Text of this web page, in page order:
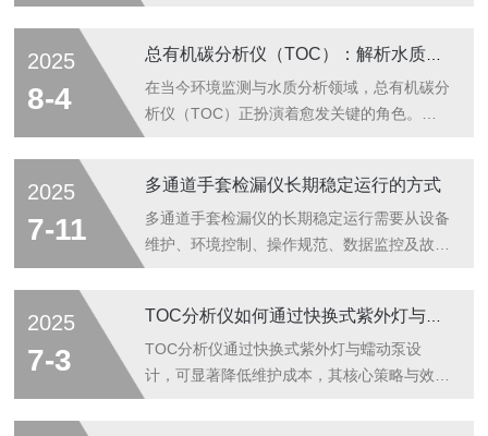
电压击穿试验方法4、HG/T3330绝缘漆漆膜
击穿强度测定法5、GB12656电容器纸工频电
压击穿试...
碳之间碳含量的对应关系，从而对水溶液中总
有机碳进行定量测定。TOC分析仪由两大部
分组成：第一，将水中的总有机碳充分氧化，
广泛应用，尤其在制药行业，其应用已经非常
普遍，而在线TOC检测更成为了制药水系统
有机污染监测的趋势。我国制药行业对制药
2025
8-4
在当今环境监测与水质分析领域，总有机碳分
析仪（TOC）正扮演着愈发关键的角色。随
面反映污染状况，TOC分析仪凭借其对水中
总有机碳的精准测定，成为评估水质的重要技
术手段。一、TOC分析仪的工作原理TOC分
浓度来推算总有机碳含量。这一过程通常分为
两大步骤：样品预处理与有机碳氧化。在样品
预处理阶段，首要任务是去除无机碳（...
2025
7-11
多通道手套检漏仪长期稳定运行的方式
多通道手套检漏仪的长期稳定运行需要从设备
维护、环境控制、操作规范、数据监控及故障
器校准：每月或按厂家建议周期使用标准压力
源（如高精度气压计）对传感器进行校准，确
保测量精度。-泄漏测试校准：通过模拟泄漏
2025
7-3
TOC分析仪通过快换式紫外灯与蠕动泵设
计，可显著降低维护成本，其核心策略与效果